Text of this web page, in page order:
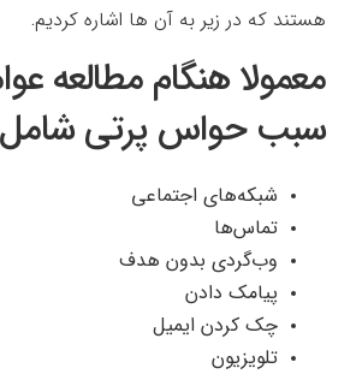
هستند که در زیر به آن ها اشاره کردیم.
معمولا هنگام مطالعه
سبب حواس پرتی
شبکه‌های اجتماعی
تماس‌ها
وب‌گردی بدون هدف
پیامک دادن
چک کردن ایمیل
تلویزیون